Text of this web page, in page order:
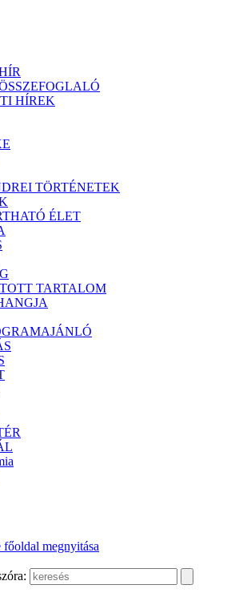
HÍREK
TÖRTÉNETEK
ÉLET
TARTALOM